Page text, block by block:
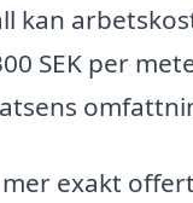
kan
SEK per
exakt